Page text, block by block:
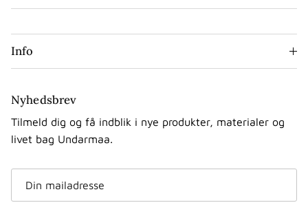
Info
Nyhedsbrev
Tilmeld dig og få indblik i nye produkter, materialer og
livet bag Undarmaa.